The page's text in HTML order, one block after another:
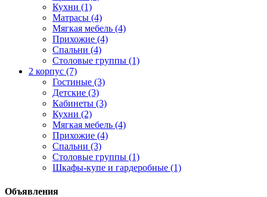
Кухни (1)
Матрасы (4)
Мягкая мебель (4)
Прихожие (4)
Спальни (4)
Столовые группы (1)
2 корпус (7)
Гостиные (3)
Детские (3)
Кабинеты (3)
Кухни (2)
Мягкая мебель (4)
Прихожие (4)
Спальни (3)
Столовые группы (1)
Шкафы-купе и гардеробные (1)
Объявления